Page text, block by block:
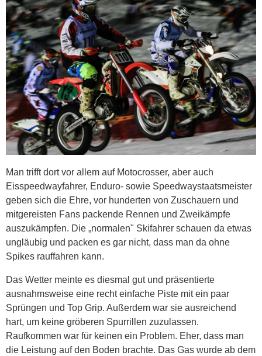
Man trifft dort vor allem auf Motocrosser, aber auch
Eisspeedwayfahrer, Enduro- sowie Speedwaystaatsmeister
geben sich die Ehre, vor hunderten von Zuschauern und
mitgereisten Fans packende Rennen und Zweikämpfe
auszukämpfen. Die „normalen" Skifahrer schauen da etwas
ungläubig und packen es gar nicht, dass man da ohne
Spikes rauffahren kann.
Das Wetter meinte es diesmal gut und präsentierte
ausnahmsweise eine recht einfache Piste mit ein paar
Sprüngen und Top Grip. Außerdem war sie ausreichend
hart, um keine gröberen Spurrillen zuzulassen.
Raufkommen war für keinen ein Problem. Eher, dass man
die Leistung auf den Boden brachte. Das Gas wurde ab dem